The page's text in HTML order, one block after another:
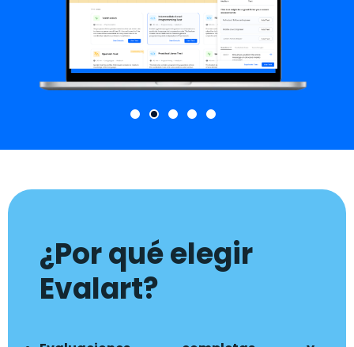
¿Por qué elegir
Evalart?